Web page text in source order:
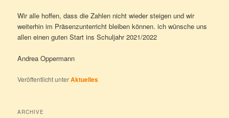
Wir alle hoffen, dass die Zahlen nicht wieder steigen und wir
weiterhin im Präsenzunterricht bleiben können. ich wünsche uns
allen einen guten Start ins Schuljahr 2021/2022
Andrea Oppermann
Veröffentlicht unterAktuelles
ARCHIVE